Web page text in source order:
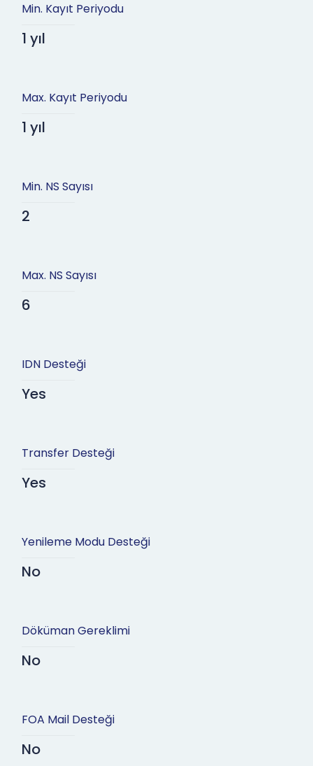
Min. Kayıt Periyodu
1 yıl
Max. Kayıt Periyodu
1 yıl
Min. NS Sayısı
2
Max. NS Sayısı
6
IDN Desteği
Yes
Transfer Desteği
Yes
Yenileme Modu Desteği
No
Döküman Gereklimi
No
FOA Mail Desteği
No